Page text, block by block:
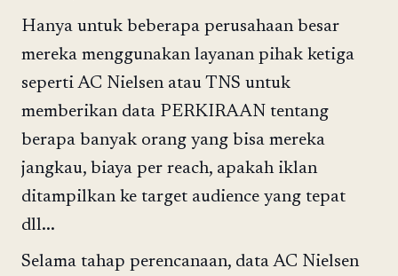
Hanya untuk beberapa perusahaan besar
mereka menggunakan layanan pihak ketiga
seperti AC Nielsen atau TNS untuk
memberikan data PERKIRAAN tentang
berapa banyak orang yang bisa mereka
jangkau, biaya per reach, apakah iklan
ditampilkan ke target audience yang tepat
dll...
Selama tahap perencanaan, data AC Nielsen